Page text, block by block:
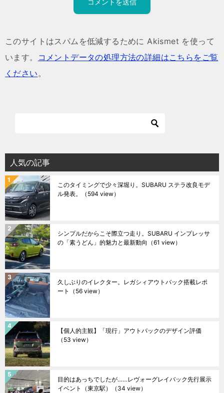
このサイトはスパムを低減するために Akismet を使って
います。
コメントデータの処理方法の詳細はこちらをご覧
ください。
人気の記事
このタイミングで少々深堀り。SUBARU ステラ改良モデ
ル発表。
（594 view）
シンプルだからこそ際立つ走り。SUBARU インプレッサ
の「素うどん」的魅力と最新動向 （61 view）
久しぶりのイレクター。レガシィアウトバック搭載レポ
ート
（56 view）
【個人的主観】「現行」アウトバックのデザイン評価
（53 view）
目的はあっちでしたが……レヴォーグレイバック先行展示
イベント（東京駅）
（34 view）